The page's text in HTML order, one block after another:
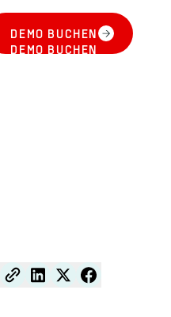
DEMO BUCHEN
DEMO BUCHEN